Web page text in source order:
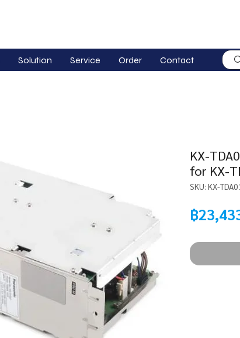
Solution Service Order Contact
KX-
for KX-
SKU: KX-
฿